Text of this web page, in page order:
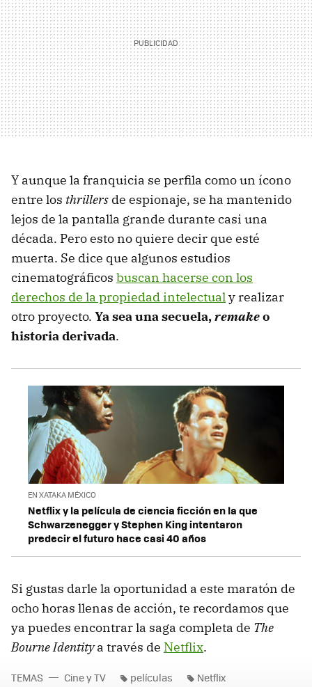
Y aunque la franquicia se perfila como un ícono
entre los thrillers de espionaje, se ha mantenido
lejos de la pantalla grande durante casi una
década. Pero esto no quiere decir que esté
muerta. Se dice que algunos estudios
cinematográficos buscan hacerse con los
derechos de la propiedad intelectualy realizar
otro proyecto. Ya sea una secuela,remakeo
historia derivada.
EN XATAKA MÉXICO
Netflix y la película de ciencia ficción en la que
Schwarzenegger y Stephen King intentaron
predecir el futuro hace casi 40 años
Si gustas darle la oportunidad a este maratón de
ocho horas llenas de acción, te recordamos que
ya puedes encontrar la saga completa de The
Bourne Identitya través de Netflix.
TEMAS Cine y TV películas Netflix